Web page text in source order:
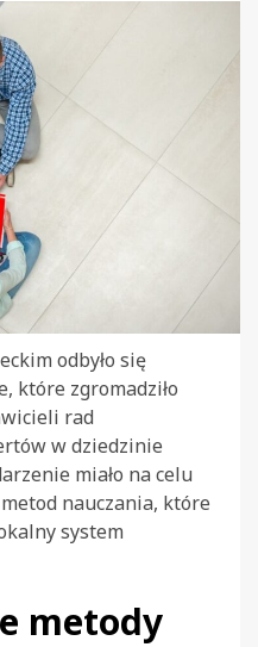
odbyło się
które zgromadziło
rad
w dziedzinie
miało na celu
nauczania, które
system
metody